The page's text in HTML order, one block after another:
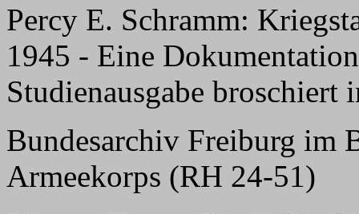
Percy E. Schramm:
1945 - Eine
Studienausgabe broschiert
Bundesarchiv Freiburg im
Armeekorps (RH 24-51)